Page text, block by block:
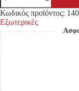
MITSUBISHI
L200
'15-
'20/
FIAT
FULLBACK
'15-
ΕΜΠΡΟΣ
ΔΕΞΙΑ
ποσότητα
Κωδικός προϊόντος:
Εξωτερικές